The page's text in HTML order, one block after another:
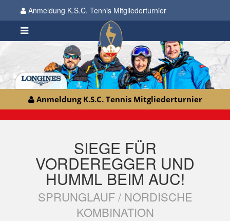
Anmeldung K.S.C. Tennis Mitgliederturnier
Anmeldung K.S.C. Tennis Mitgliederturnier
SIEGE FÜR
VORDEREGGER UND
HUMML BEIM AUC!
SPRUNGLAUF / NORDISCHE
KOMBINATION